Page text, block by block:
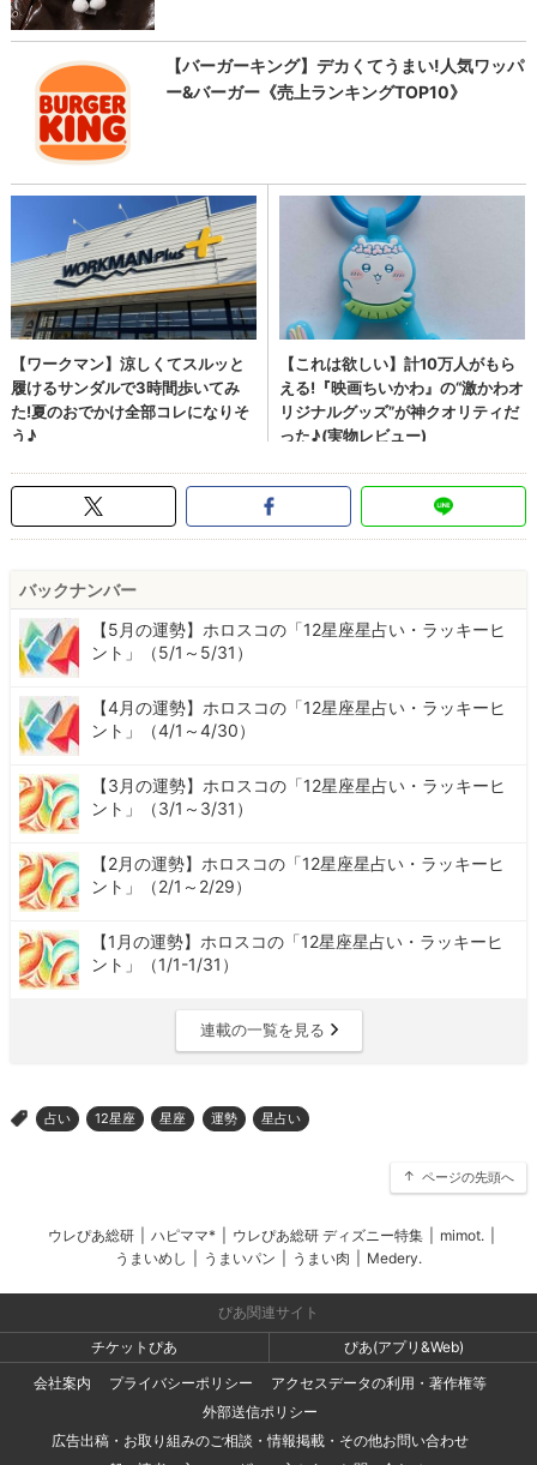
バックナンバー
【5月の運勢】ホロスコの「12星座星占い・ラッキーヒ
ント」（5/1～5/31）
【4月の運勢】ホロスコの「12星座星占い・ラッキーヒ
ント」（4/1～4/30）
【3月の運勢】ホロスコの「12星座星占い・ラッキーヒ
ント」（3/1～3/31）
【2月の運勢】ホロスコの「12星座星占い・ラッキーヒ
ント」（2/1～2/29）
【1月の運勢】ホロスコの「12星座星占い・ラッキーヒ
ント」（1/1-1/31）
連載の一覧を見る
> 占い 12星座 星座 運勢 星占い
ページの先頭へ
ウレぴあ総研 ハピママ* ウレぴあ総研 ディズニー特集 mimot.
うまいめし
うまいパン うまい肉 Medery.
ぴあ関連サイト
チケットぴあ
ぴあ(アプリ&Web)
会社案内
プライバシーポリシー
アクセスデータの利用・著作権等
外部送信ポリシー
広告出稿・お取り組みのご相談・情報掲載・その他お問い合わせ